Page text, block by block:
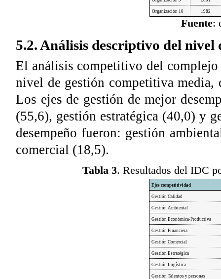
Organización 10 1982
Fuente:
5.2. Análisis descriptivo del
El análisis competitivo del complejo
nivel de gestión competitiva
Los ejes de gestión de mejor
(55,6), gestión estratégica (40,0) y
desempeño fueron: gestión
comercial (18,5).
Tabla 3. Resultados del IDC
Ejes competitividad
Gestión Calidad
Gestión Ambiental
Gestión Económica-Productiva
Gestión Financiera
Gestión Comercial
Gestión Estratégica
Gestión Logística
Gestión Talentos y personas